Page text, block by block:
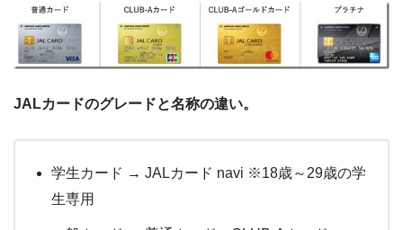
JALカードのグレードと名称の違い。
学生カード → JALカード navi ※18歳～29歳の学
生専用